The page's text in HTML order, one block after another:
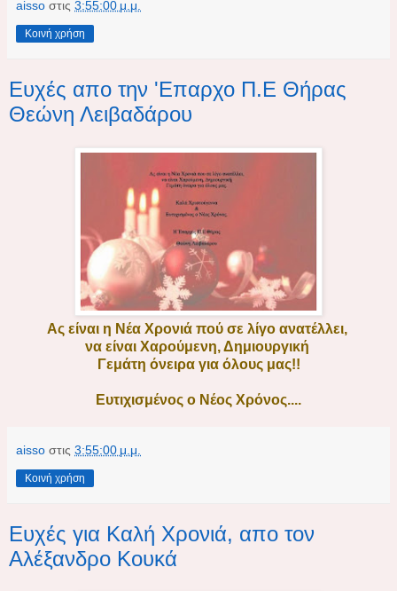
aisso στις 3:55:00 μ.μ.
Κοινή χρήση
Ευχές απο την 'Επαρχο Π.Ε Θήρας
Θεώνη Λειβαδάρου
Ας είναι η Νέα Χρονιά πού σε λίγο ανατέλλει,
να είναι Χαρούμενη, Δημιουργική
Γεμάτη όνειρα για όλους μας!!
Ευτιχισμένος ο Νέος Χρόνος....
aisso στις 3:55:00 μ.μ.
Κοινή χρήση
Ευχές για Καλή Χρονιά, απο τον
Αλέξανδρο Κουκά